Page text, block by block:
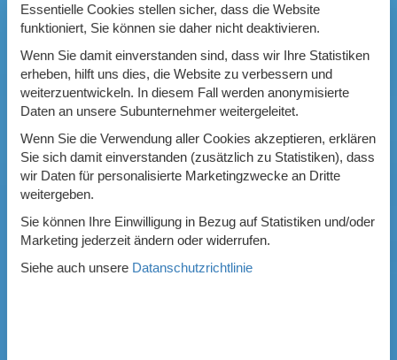
Essentielle Cookies stellen sicher, dass die Website
funktioniert, Sie können sie daher nicht deaktivieren.
Wenn Sie damit einverstanden sind, dass wir Ihre Statistiken
erheben, hilft uns dies, die Website zu verbessern und
weiterzuentwickeln. In diesem Fall werden anonymisierte
Daten an unsere Subunternehmer weitergeleitet.
Wenn Sie die Verwendung aller Cookies akzeptieren, erklären
Sie sich damit einverstanden (zusätzlich zu Statistiken), dass
wir Daten für personalisierte Marketingzwecke an Dritte
weitergeben.
Sie können Ihre Einwilligung in Bezug auf Statistiken und/oder
Marketing jederzeit ändern oder widerrufen.
Siehe auch unsere Datanschutzrichtlinie